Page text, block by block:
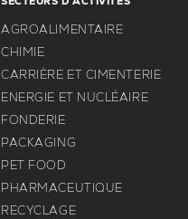
AGROALIMENTAIRE
CHIMIE
CARRIÈRE ET CIMENTERIE
ENERGIE ET NUCLÉAIRE
FONDERIE
PACKAGING
PET FOOD
PHARMACEUTIQUE
RECYCLAGE